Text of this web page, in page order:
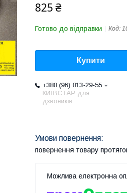
825 ₴
Готово до відправки Код:
Купити
+380 (96) 013-29-55
КИЇВСТАР для
дзвоників
повернення товару